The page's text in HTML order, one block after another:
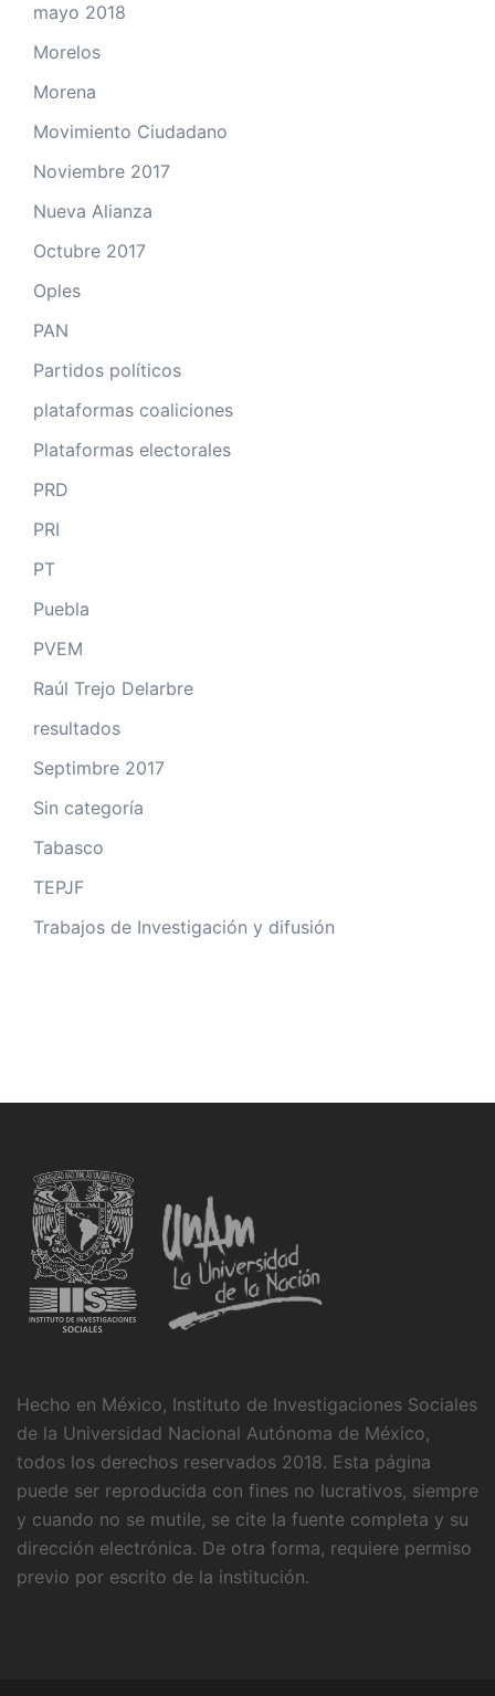
mayo 2018
Morelos
Morena
Movimiento Ciudadano
Noviembre 2017
Nueva Alianza
Octubre 2017
Oples
PAN
Partidos políticos
plataformas coaliciones
Plataformas electorales
PRD
PRI
PT
Puebla
PVEM
Raúl Trejo Delarbre
resultados
Septimbre 2017
Sin categoría
Tabasco
TEPJF
Trabajos de Investigación y difusión
Hecho en México, Instituto de Investigaciones Sociales
de la Universidad Nacional Autónoma de México,
todos los derechos reservados 2018. Esta página
puede ser reproducida con fines no lucrativos, siempre
y cuando no se mutile, se cite la fuente completa y su
dirección electrónica. De otra forma, requiere permiso
previo por escrito de la institución.